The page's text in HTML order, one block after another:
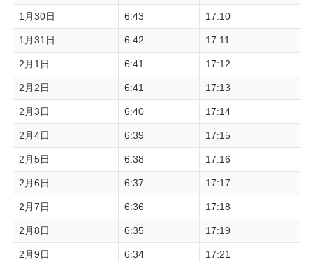
1月30日 6:43 17:10
1月31日 6:42 17:11
2月1日 6:41 17:12
2月2日 6:41 17:13
2月3日 6:40 17:14
2月4日 6:39 17:15
2月5日 6:38 17:16
2月6日 6:37 17:17
2月7日 6:36 17:18
2月8日 6:35 17:19
2月9日 6:34 17:21